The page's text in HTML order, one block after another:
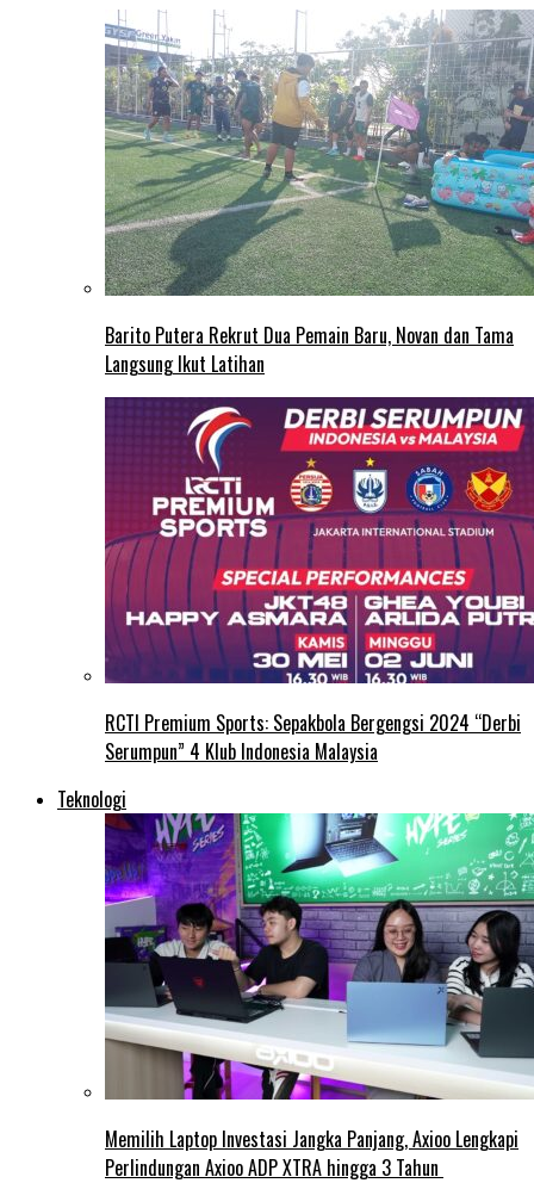
Barito Putera Rekrut Dua Pemain Baru, Novan dan Tama
Langsung Ikut Latihan
RCTI Premium Sports: Sepakbola Bergengsi 2024 “Derbi
Serumpun” 4 Klub Indonesia Malaysia
Teknologi
Memilih Laptop Investasi Jangka Panjang, Axioo Lengkapi
Perlindungan Axioo ADP XTRA hingga 3 Tahun